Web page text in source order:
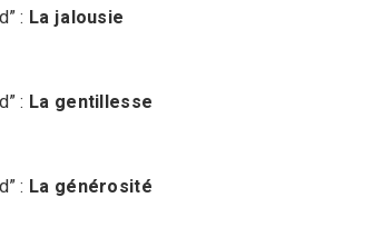
: La jalousie
: La gentillesse
: La générosité